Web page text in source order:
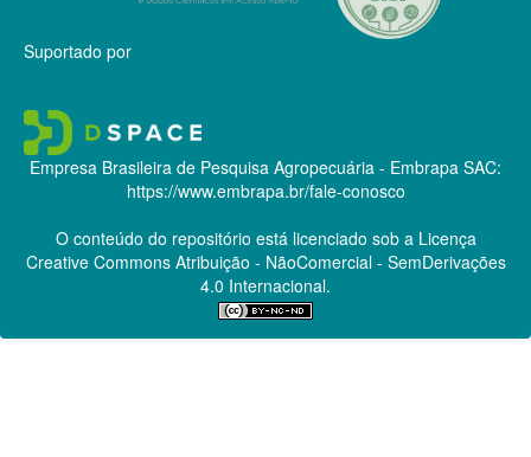
Suportado por
Empresa Brasileira de Pesquisa Agropecuária - Embrapa SAC:
https://www.embrapa.br/fale-conosco
O conteúdo do repositório está licenciado sob a Licença
Creative CommonsAtribuição - NãoComercial - SemDerivações
4.0 Internacional.